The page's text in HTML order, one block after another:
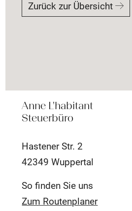
Zurück zur Übersicht
Anne L'habitant
Steuerbüro
Hastener Str. 2
42349 Wuppertal
So finden Sie uns
Zum Routenplaner